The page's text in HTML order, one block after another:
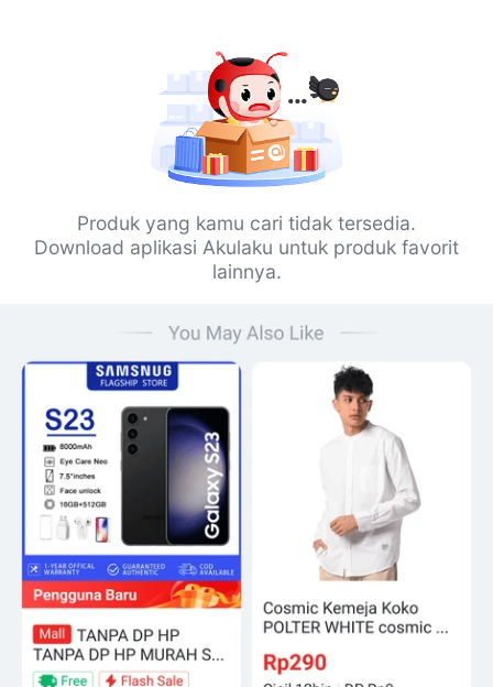
Produk yang kamu cari tidak tersedia.
Download aplikasi Akulaku untuk produk favorit
lainnya.